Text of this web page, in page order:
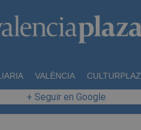
VALÈNCIA
+ Seguir en Google